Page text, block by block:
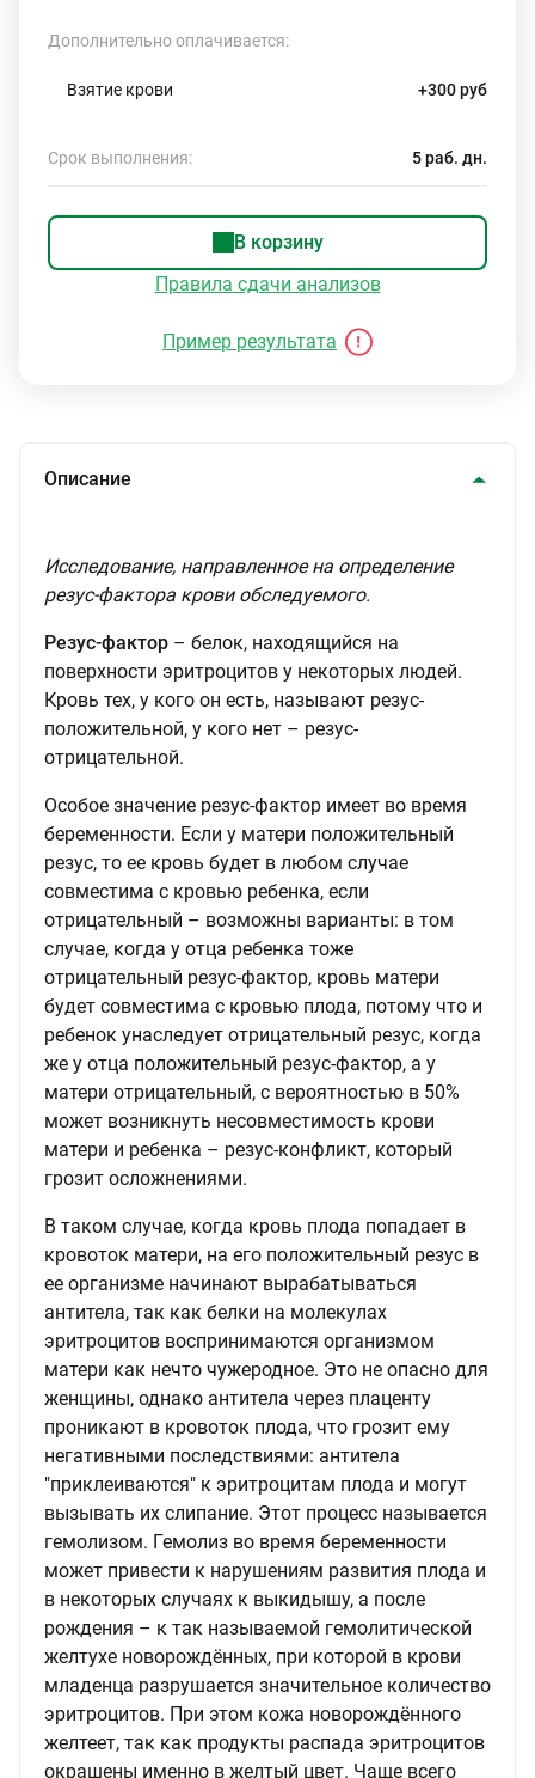
Дополнительно оплачивается:
Взятие крови +300 руб
Срок выполнения: 5 раб. дн.
В корзину
Правила сдачи анализов
Пример результата
Описание
Исследование, направленное на определение
резус-фактора крови обследуемого.
Резус-фактор – белок, находящийся на
поверхности эритроцитов у некоторых людей.
Кровь тех, у кого он есть, называют резус-
положительной, у кого нет – резус-
отрицательной.
Особое значение резус-фактор имеет во время
беременности. Если у матери положительный
резус, то ее кровь будет в любом случае
совместима с кровью ребенка, если
отрицательный – возможны варианты: в том
случае, когда у отца ребенка тоже
отрицательный резус-фактор, кровь матери
будет совместима с кровью плода, потому что и
ребенок унаследует отрицательный резус, когда
же у отца положительный резус-фактор, а у
матери отрицательный, с вероятностью в 50%
может возникнуть несовместимость крови
матери и ребенка – резус-конфликт, который
грозит осложнениями.
В таком случае, когда кровь плода попадает в
кровоток матери, на его положительный резус в
ее организме начинают вырабатываться
антитела, так как белки на молекулах
эритроцитов воспринимаются организмом
матери как нечто чужеродное. Это не опасно для
женщины, однако антитела через плаценту
проникают в кровоток плода, что грозит ему
негативными последствиями: антитела
"приклеиваются" к эритроцитам плода и могут
вызывать их слипание. Этот процесс называется
гемолизом. Гемолиз во время беременности
может привести к нарушениям развития плода и
в некоторых случаях к выкидышу, а после
рождения – к так называемой гемолитической
желтухе новорождённых, при которой в крови
младенца разрушается значительное количество
эритроцитов. При этом кожа новорождённого
желтеет, так как продукты распада эритроцитов
окрашены именно в желтый цвет. Чаще всего